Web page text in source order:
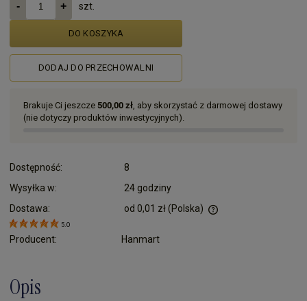
szt.
DO KOSZYKA
DODAJ DO PRZECHOWALNI
Brakuje Ci jeszcze 500,00 zł, aby skorzystać z darmowej dostawy
(nie dotyczy produktów inwestycyjnych).
Dostępność:
8
Wysyłka w:
24 godziny
Dostawa:
od 0,01 zł(Polska)
Cena nie zawiera ewentualnych kosztów płatności
5.0
Producent: Hanmart
Opis